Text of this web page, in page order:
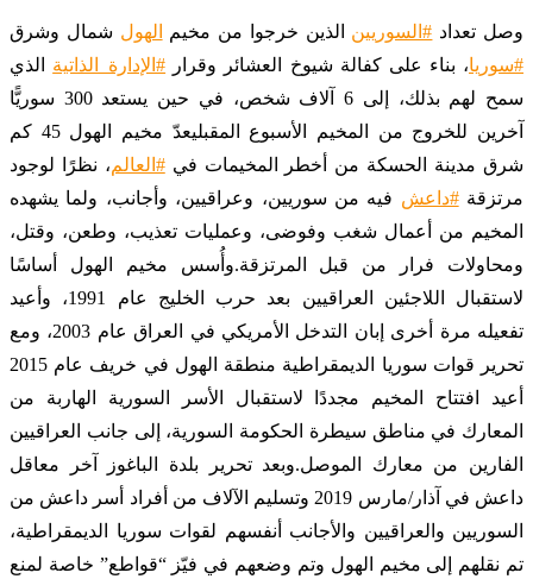
وصل تعداد #السوريين الذين خرجوا من مخيم الهول شمال وشرق
#سوريا، بناء على كفالة شيوخ العشائر وقرار #الإدارة_الذاتية الذي
سمح لهم بذلك، إلى 6 آلاف شخص، في حين يستعد 300 سوريًّا
آخرين للخروج من المخيم الأسبوع المقبليعدّ مخيم الهول 45 كم
شرق مدينة الحسكة من أخطر المخيمات في#العالم، نظرًا لوجود
مرتزقة#داعش فيه من سوريين، وعراقيين، وأجانب، ولما يشهده
المخيم من أعمال شغب وفوضى، وعمليات تعذيب، وطعن، وقتل،
ومحاولات فرار من قبل المرتزقة.وأُسس مخيم الهول أساسًا
لاستقبال اللاجئين العراقيين بعد حرب الخليج عام 1991، وأعيد
تفعيله مرة أخرى إبان التدخل الأمريكي في العراق عام 2003، ومع
تحرير قوات سوريا الديمقراطية منطقة الهول في خريف عام 2015
أعيد افتتاح المخيم مجددًا لاستقبال الأسر السورية الهاربة من
المعارك في مناطق سيطرة الحكومة السورية، إلى جانب العراقيين
الفارين من معارك الموصل.وبعد تحرير بلدة الباغوز آخر معاقل
داعش في آذار/مارس 2019 وتسليم الآلاف من أفراد أسر داعش من
السوريين والعراقيين والأجانب أنفسهم لقوات سوريا الديمقراطية،
تم نقلهم إلى مخيم الهول وتم وضعهم في فيّز “قواطع” خاصة لمنع